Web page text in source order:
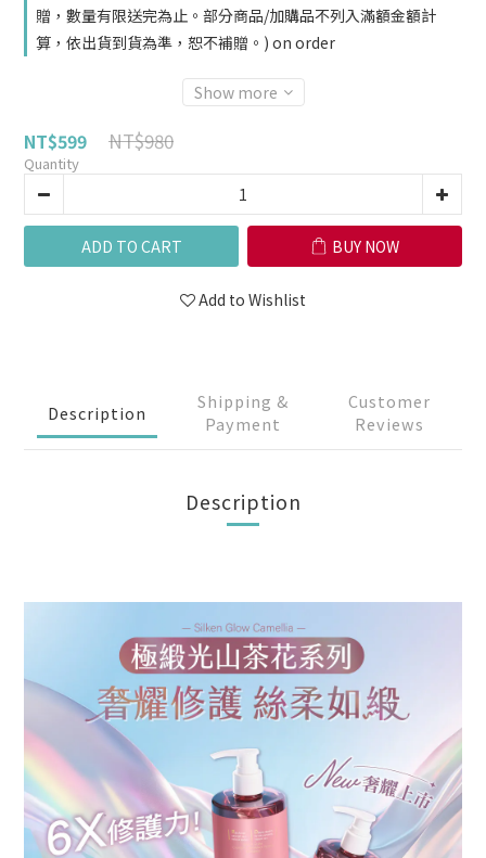
贈，數量有限送完為止。部分商品/加購品不列入滿額金額計
算，依出貨到貨為準，恕不補贈。) on order
Show more
NT$599 NT$980
Quantity
ADD TO CART BUY NOW
Add to Wishlist
Description
Shipping &
Payment
Customer
Reviews
Description